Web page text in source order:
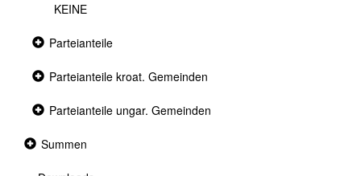
KEINE
Collapsed
Parteianteile
Collapsed
Parteianteile kroat. Gemeinden
Collapsed
Parteianteile ungar. Gemeinden
Collapsed
Summen